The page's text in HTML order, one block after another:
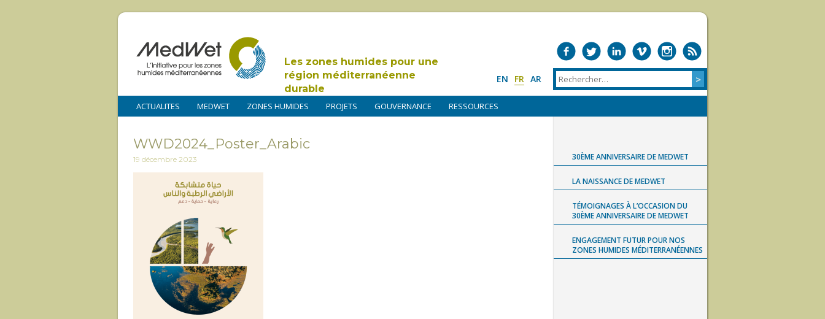
Les zones humides pour une
région méditerranéenne
durable
EN FR AR
ACTUALITES MEDWET ZONES HUMIDES PROJETS GOUVERNANCE RESSOURCES
WWD2024_Poster_Arabic
19 décembre 2023 30ÈME ANNIVERSAIRE DE MEDWET
LA NAISSANCE DE MEDWET
TÉMOIGNAGES À L’OCCASION DU
30ÈME ANNIVERSAIRE DE MEDWET
ENGAGEMENT FUTUR POUR NOS
ZONES HUMIDES MÉDITERRANÉENNES